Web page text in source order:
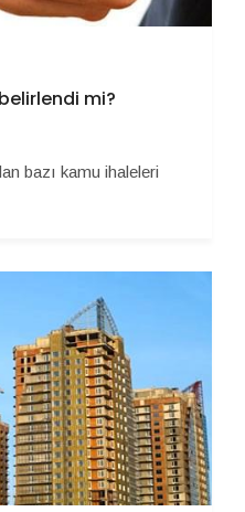
mi?
bazı kamu ihaleleri